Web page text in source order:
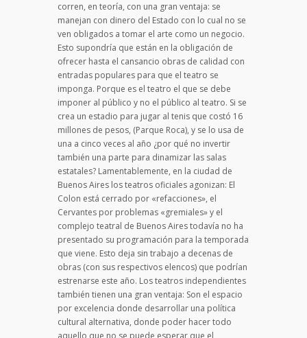
corren, en teoría, con una gran ventaja: se
manejan con dinero del Estado con lo cual no se
ven obligados a tomar el arte como un negocio.
Esto supondría que están en la obligación de
ofrecer hasta el cansancio obras de calidad con
entradas populares para que el teatro se
imponga. Porque es el teatro el que se debe
imponer al público y no el público al teatro. Si se
crea un estadio para jugar al tenis que costó 16
millones de pesos, (Parque Roca), y se lo usa de
una a cinco veces al año ¿por qué no invertir
también una parte para dinamizar las salas
estatales? Lamentablemente, en la ciudad de
Buenos Aires los teatros oficiales agonizan: El
Colon está cerrado por «refacciones», el
Cervantes por problemas «gremiales» y el
complejo teatral de Buenos Aires todavía no ha
presentado su programación para la temporada
que viene. Esto deja sin trabajo a decenas de
obras (con sus respectivos elencos) que podrían
estrenarse este año. Los teatros independientes
también tienen una gran ventaja: Son el espacio
por excelencia donde desarrollar una política
cultural alternativa, donde poder hacer todo